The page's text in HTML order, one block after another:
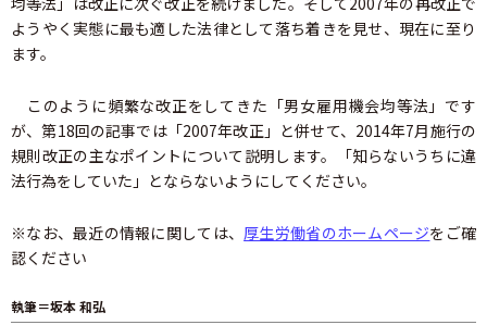
ようやく実態に最も適した法律として落ち着きを見せ、現在に至り
ます。
このように頻繁な改正をしてきた「男女雇用機会均等法」です
が、第18回の記事では「2007年改正」と併せて、2014年7月施行の
規則改正の主なポイントについて説明します。「知らないうちに違
法行為をしていた」とならないようにしてください。
※なお、最近の情報に関しては、 厚生労働省のホームページをご確
認ください
執筆＝坂本 和弘